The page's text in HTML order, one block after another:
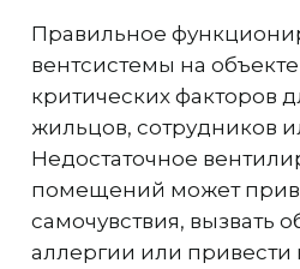
Правильное
вентсистемы на
критических факторов
жильцов, сотрудников
Недостаточное
помещений может
самочувствия, вызвать
аллергии или